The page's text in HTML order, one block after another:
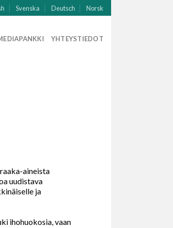
Svenska Deutsch Norsk
YHTEYSTIEDOT
aineista
uudistava
ja
ihohuokosia, vaan